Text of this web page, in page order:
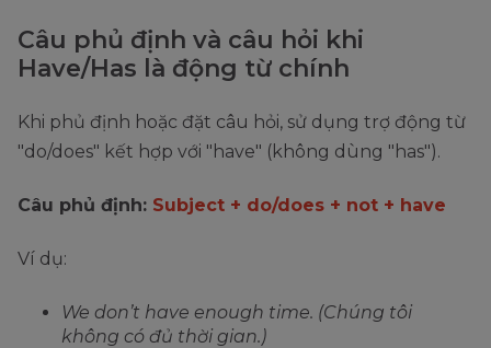
Câu phủ định và câu hỏi khi
Have/Has là động từ chính
Khi phủ định hoặc đặt câu hỏi, sử dụng trợ động từ
"do/does" kết hợp với "have" (không dùng "has").
Câu phủ định: Subject + do/does + not + have
Ví dụ:
We don’t have enough time. (Chúng tôi
không có đủ thời gian.)